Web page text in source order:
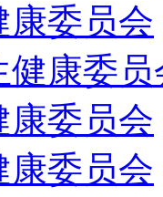
康委员会
健康委员
康委员会
康委员会